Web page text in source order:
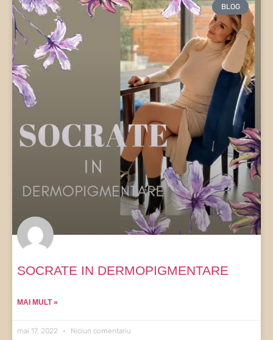
BLOG
SOCRATE IN DERMOPIGMENTARE
MAI MULT »
mai 17, 2022 Niciun comentariu